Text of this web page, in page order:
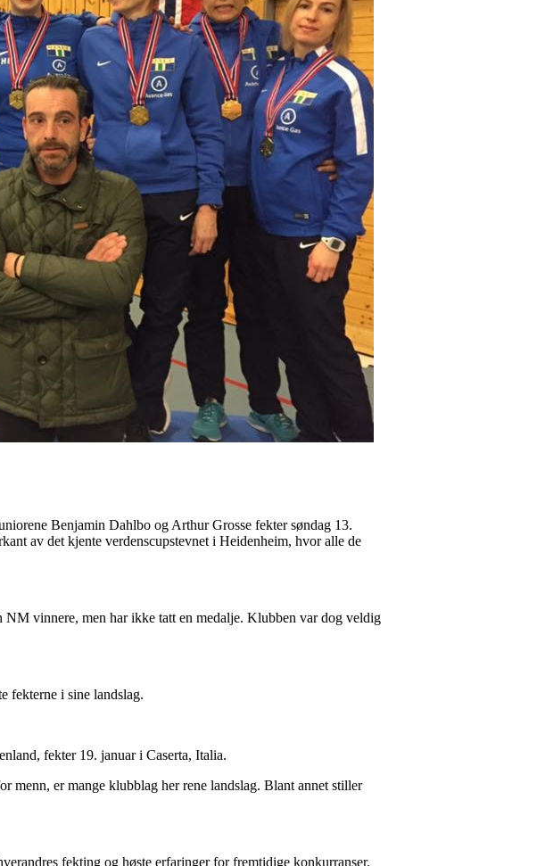
Benjamin Dahlbo og Arthur Grosse fekter søndag 13.
av det kjente verdenscupstevnet i Heidenheim, hvor alle de
vinnere, men har ikke tatt en medalje. Klubben var dog veldig
fekterne i sine landslag.
fekter 19. januar i Caserta, Italia.
menn, er mange klubblag her rene landslag. Blant annet stiller
fekting og høste erfaringer for fremtidige konkurranser.